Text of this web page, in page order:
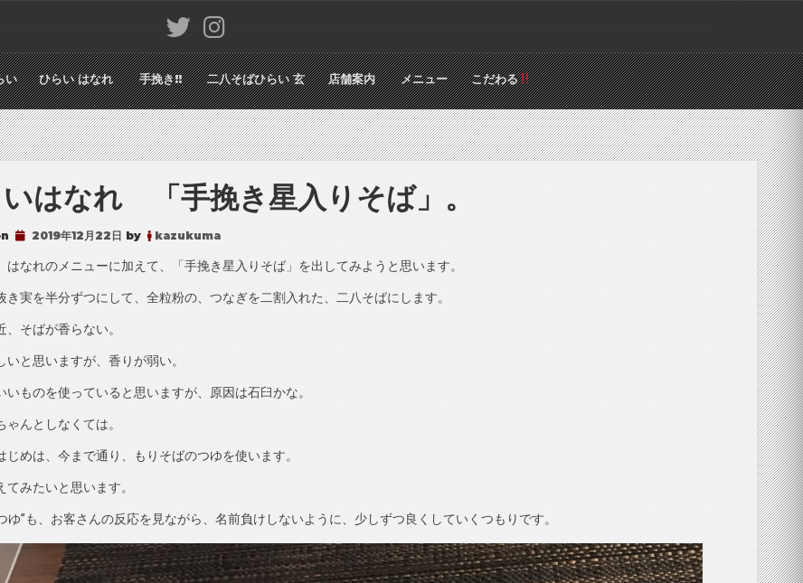
い ひらい はなれ 手挽き!! 二八そばひらい 玄 店舗案内 メニュー こだわる
はなれ 「手挽き星入りそば」。
2019年12月22日 by kazukuma
はなれのメニューに加えて、「手挽き星入りそば」を出してみようと思います。
き実を半分ずつにして、全粒粉の、つなぎを二割入れた、二八そばにします。
、そばが香らない。
いと思いますが、香りが弱い。
いものを使っていると思いますが、原因は石臼かな。
ゃんとしなくては。
じめは、今まで通り、もりそばのつゆを使います。
てみたいと思います。
ゆ”も、お客さんの反応を見ながら、名前負けしないように、少しずつ良くしていくつもりです。